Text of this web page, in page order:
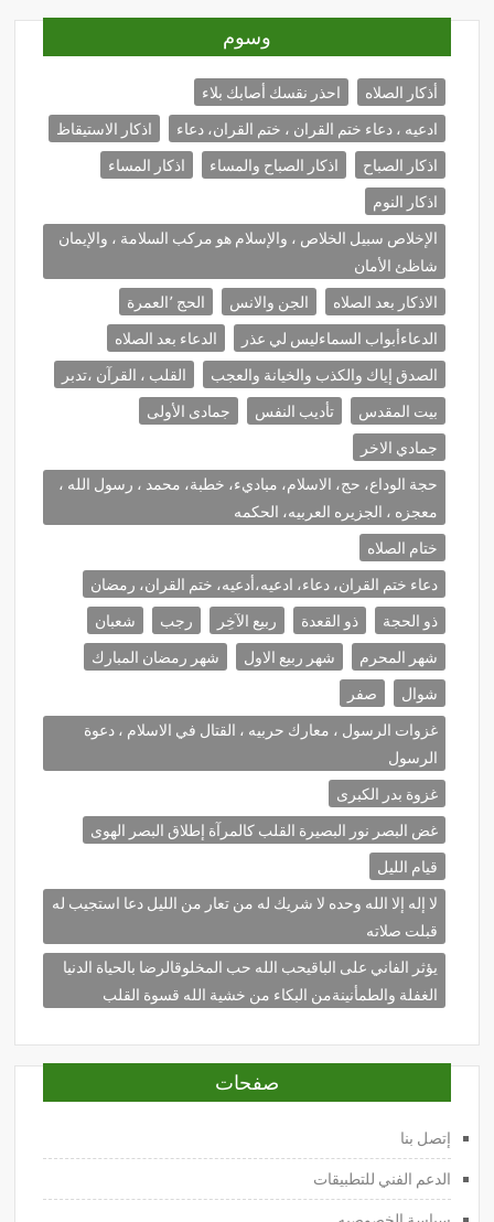
وسوم
أذكار الصلاه
احذر نقسك أصابك بلاء
ادعيه ، دعاء ختم القران ، ختم القران، دعاء
اذكار الاستيقاظ
اذكار الصباح
اذكار الصباح والمساء
اذكار المساء
اذكار النوم
الإخلاص سبيل الخلاص ، والإسلام هو مركب السلامة ، والإيمان
شاظئ الأمان
الاذكار بعد الصلاه
الجن والانس
الحج ٬العمرة
الدعاءأبواب السماءليس لي عذر
الدعاء بعد الصلاه
الصدق إياك والكذب والخيانة والعجب
القلب ، القرآن ،تدبر
بيت المقدس
تأديب النفس
جمادى الأولى
جمادي الاخر
حجة الوداع، حج، الاسلام، مباديء، خطبة، محمد ، رسول الله ،
معجزه ، الجزيره العربيه، الحكمه
ختام الصلاه
دعاء ختم القران، دعاء، ادعيه،أدعيه، ختم القران، رمضان
ذو الحجة
ذو القعدة ربيع الآخِر رجب
شعبان
شهر المحرم
شهر ربيع الاول
شهر رمضان المبارك
شوال
صفر
غزوات الرسول ، معارك حربيه ، القتال في الاسلام ، دعوة
الرسول
غزوة بدر الكبرى
غض البصر نور البصيرة القلب كالمرآة إطلاق البصر الهوى
قيام الليل
لا إله إلا الله وحده لا شريك له من تعار من الليل دعا استجيب له
قبلت صلاته
يؤثر الفاني على الباقيحب الله حب المخلوقالرضا بالحياة الدنيا
الغفلة والطمأنينةمن البكاء من خشية الله قسوة القلب
صفحات
إتصل بنا
الدعم الفني للتطبيقات